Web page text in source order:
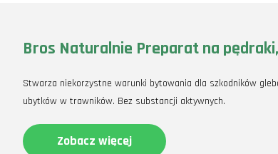
Bros Naturalnie Preparat na
Stwarza niekorzystne warunki bytowania dla szkodników
ubytków w trawników. Bez substancji aktywnych.
Zobacz więcej